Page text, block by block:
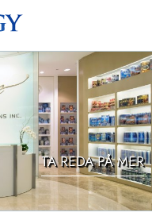
TA REDA PÅ MER